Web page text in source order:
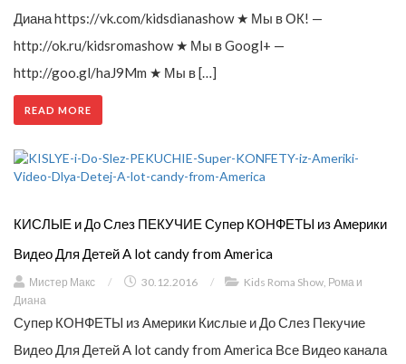
Диана https://vk.com/kidsdianashow ★ Мы в ОК! —
http://ok.ru/kidsromashow ★ Мы в Googl+ —
http://goo.gl/haJ9Mm ★ Мы в […]
READ MORE
КИСЛЫЕ и До Слез ПЕКУЧИЕ Супер КОНФЕТЫ из Америки
Видео Для Детей A lot candy from America
Мистер Макс / 30.12.2016 / Kids Roma Show, Рома и
Диана
Супер КОНФЕТЫ из Америки Кислые и До Слез Пекучие
Видео Для Детей A lot candy from America Все Видео канала